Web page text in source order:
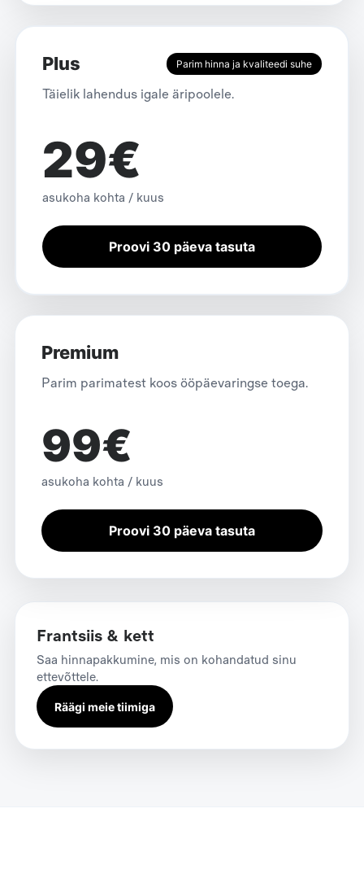
Plus Parim hinna ja kvaliteedi suhe
Täielik lahendus igale äripoolele.
29€
asukoha kohta / kuus
Proovi 30 päeva tasuta
Premium
Parim parimatest koos ööpäevaringse toega.
99€
asukoha kohta / kuus
Proovi 30 päeva tasuta
Frantsiis & kett
Saa hinnapakkumine, mis on kohandatud sinu
ettevõttele.
Räägi meie tiimiga